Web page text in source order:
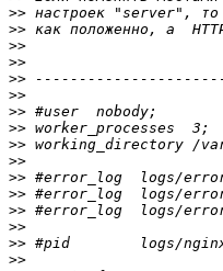
>>
>>
>>
>>
>>
>>
>>
>>
>>
>>
>>
>>
>>
>>
>>
>>